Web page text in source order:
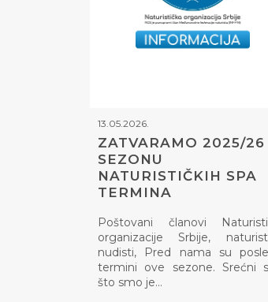
13.05.2026.
ZATVARAMO 2025/26
SEZONU
NATURISTIČKIH SPA
TERMINA
Poštovani članovi
organizacije Srbije,
nudisti, Pred nama su
termini ove sezone. Srećni
što smo je…